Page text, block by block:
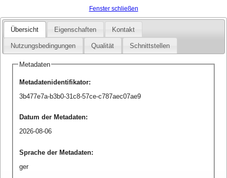
Fenster schließen
Übersicht Eigenschaften Kontakt
Nutzungsbedingungen Qualität Schnittstellen
Metadaten
Metadatenidentifikator:
3b477e7a-b3b0-31c8-57ce-c787aec07ae9
Datum der Metadaten:
2026-08-06
Sprache der Metadaten:
ger